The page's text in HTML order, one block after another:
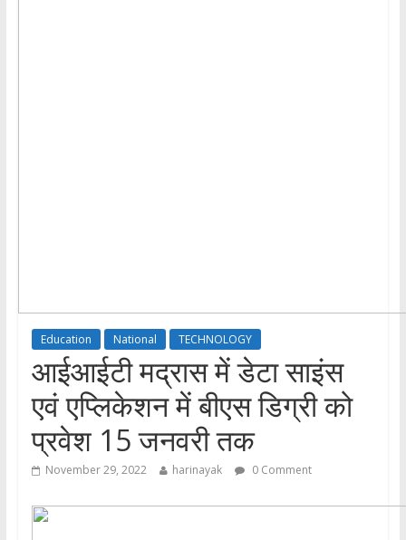
Education National TECHNOLOGY
आईआईटी मद्रास में डेटा साइंस
एवं एप्लिकेशन में बीएस डिग्री को
प्रवेश 15 जनवरी तक
November 29, 2022 harinayak 0 Comment